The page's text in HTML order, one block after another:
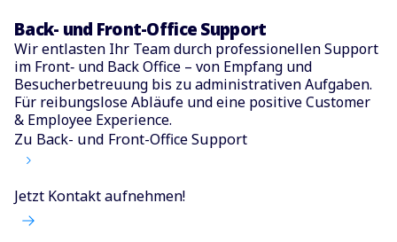
Back- und Front-Office Support
Wir entlasten Ihr Team durch professionellen Support
im Front‑ und Back Office – von Empfang und
Besucherbetreuung bis zu administrativen Aufgaben.
Für reibungslose Abläufe und eine positive Customer
& Employee Experience.
Zu Back- und Front-Office Support
Jetzt Kontakt aufnehmen!